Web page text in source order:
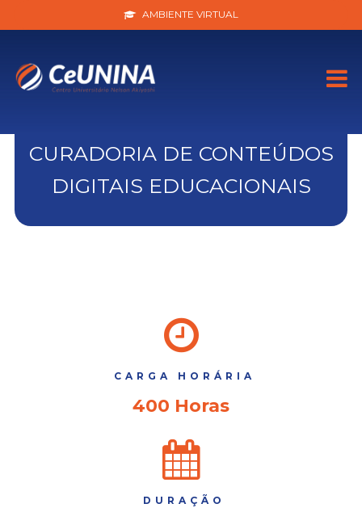
AMBIENTE VIRTUAL
CURADORIA DE CONTEÚDOS
DIGITAIS EDUCACIONAIS
CARGA HORÁRIA
400 Horas
DURAÇÃO